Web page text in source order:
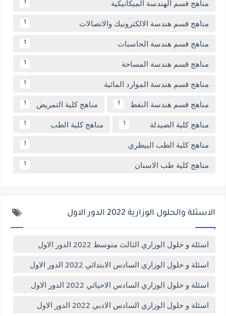
مناهج قسم الهندسة الميكانيكية 1
مناهج قسم هندسة الالكترونيك والاتصالات 1
مناهج قسم هندسة الحاسبات 1
مناهج قسم هندسة المساحة 1
مناهج قسم هندسة الموارد المائية 1
مناهج قسم هندسة النفط 1 مناهج كلية التمريض 1
مناهج كلية الصيدلة 1 مناهج كلية الطب 1
مناهج كلية الطب البيطري 1
مناهج كلية طب الاسنان 1
الاسئلة والحلول الوزارية 2022 الدور الاول
اسئلة و حلول الوزاري الثالث متوسط 2022 الدور الاول
اسئلة و حلول الوزاري السادس الابتدائي 2022 الدور الاول
اسئلة و حلول الوزاري السادس الاحيائي 2022 الدور الاول
اسئلة و حلول الوزاري السادس الادبي 2022 الدور الاول